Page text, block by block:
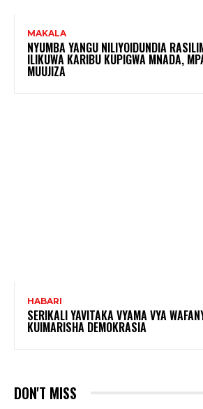
MAKALA
NYUMBA YANGU NILIYOIDUNDIA
ILIKUWA KARIBU KUPIGWA MNADA,
MUUJIZA
HABARI
SERIKALI YAVITAKA VYAMA VYA
KUIMARISHA DEMOKRASIA
DON'T MISS